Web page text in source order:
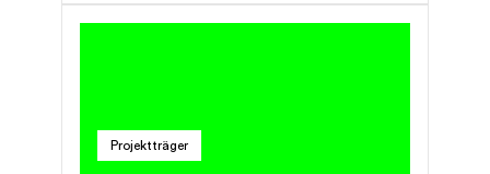
gewährleistet werden. Sie soll im Zeichen der
Projektträger